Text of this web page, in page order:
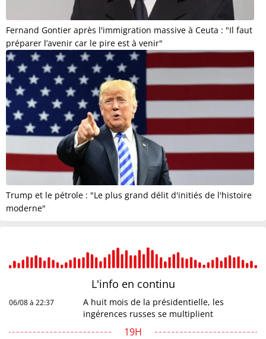
Fernand Gontier après l'immigration massive à Ceuta : "Il faut
préparer l’avenir car le pire est à venir"
Trump et le pétrole : "Le plus grand délit d'initiés de l'histoire
moderne"
L'info en continu
06/08 à 22:37
A huit mois de la présidentielle, les
ingérences russes se multiplient
19H